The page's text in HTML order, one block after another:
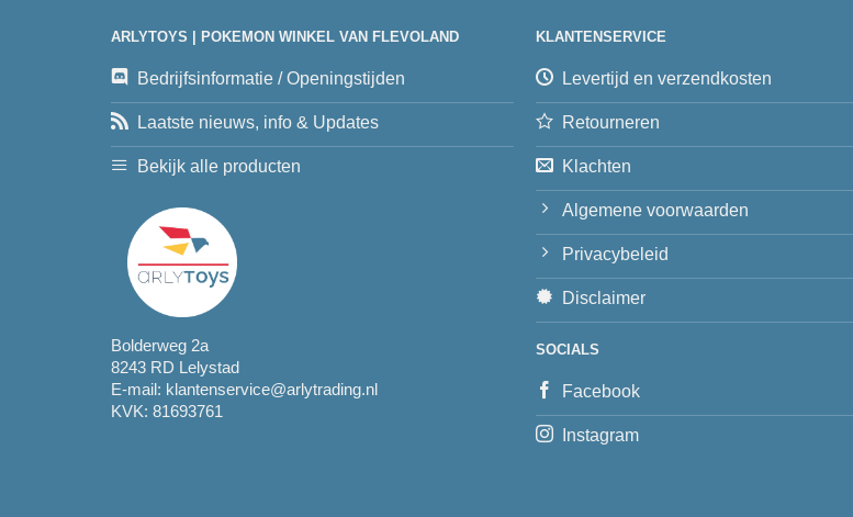
ARLYTOYS | POKEMON WINKEL VAN FLEVOLAND
Bedrijfsinformatie / Openingstijden
Laatste nieuws, info & Updates
Bekijk alle producten
Bolderweg 2a
8243 RD Lelystad
E-mail: klantenservice@arlytrading.nl
KVK: 81693761
KLANTENSERVICE
Levertijd en verzendkosten
Retourneren
Klachten
Algemene voorwaarden
Privacybeleid
Disclaimer
SOCIALS
Facebook
Instagram